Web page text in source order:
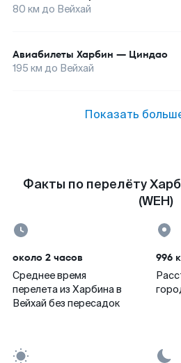
80 км до Вейхай
Авиабилеты Харбин — Циндао
195 км до Вейхай
Показать
Факты по перелёту
(WEH)
около 2 часов
Среднее время
перелета из Харбина в
Вейхай без пересадок
996